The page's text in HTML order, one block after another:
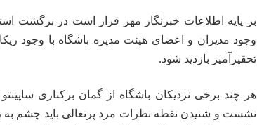
بر پایه اطلاعات خبرنگار مهر قرار است در برگشت
وجود مدیران و اعضای هیئت مدیره باشگاه با وجود
تحقیرآمیز بازدید شود.
هر چند برخی نزدیکان باشگاه از گمان برکناری ساپینتو
نشست و شنیدن نقطه نظرات مرد پرتغالی باید چشم به